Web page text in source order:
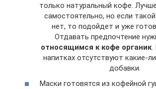
только натуральный кофе.
самостоятельно, но если
нет, то подойдет и уже
Отдавать предпочтение
относящимся к кофе органик.
напитках отсутствуют какие-
добавки.
Маски готовятся из кофейной